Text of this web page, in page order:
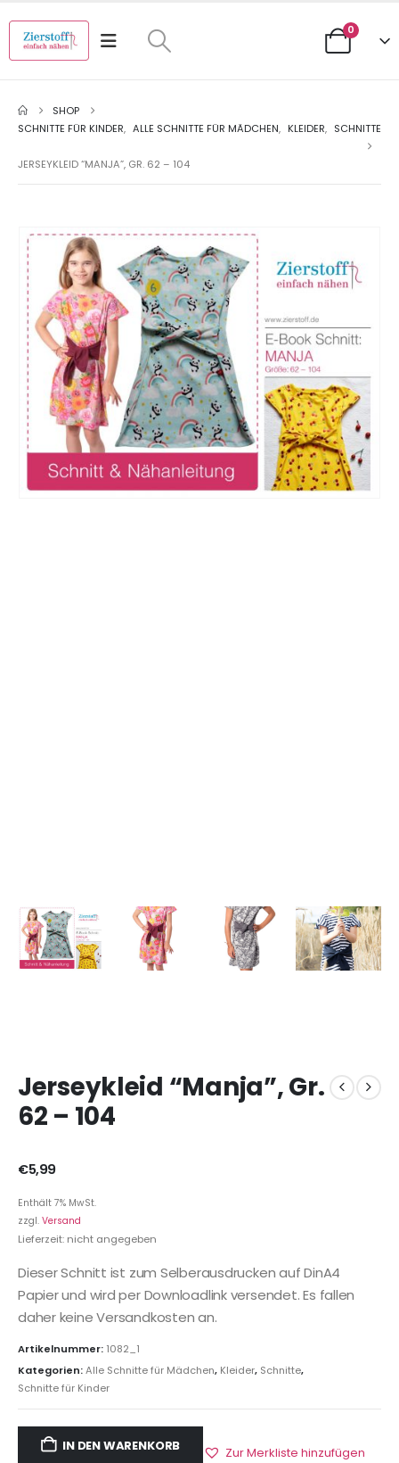
0
SHOP
SCHNITTE FÜR KINDER, ALLE SCHNITTE FÜR MÄDCHEN, KLEIDER, SCHNITTE
JERSEYKLEID “MANJA”, GR. 62 – 104
Jerseykleid “Manja”, Gr.
62 – 104
€5,99
Enthält 7% MwSt.
zzgl. Versand
Lieferzeit: nicht angegeben
Dieser Schnitt ist zum Selberausdrucken auf DinA4
Papier und wird per Downloadlink versendet. Es fallen
daher keine Versandkosten an.
Artikelnummer: 1082_1
Kategorien:Alle Schnitte für Mädchen, Kleider, Schnitte,
Schnitte für Kinder
IN DEN WARENKORB Zur Merkliste hinzufügen